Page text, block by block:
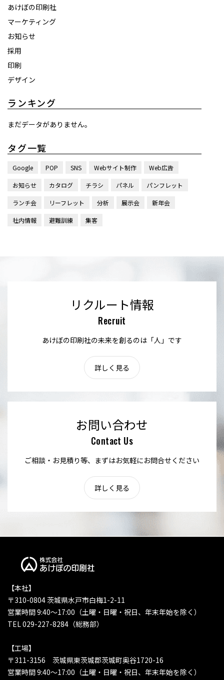
あけぼの印刷社
マーケティング
お知らせ
採用
印刷
デザイン
ランキング
まだデータがありません。
タグ一覧
Google POP SNS Webサイト制作 Web広告
お知らせ カタログ チラシ パネル パンフレット
ランチ会 リーフレット 分析 展示会 新年会
社内情報 避難訓練 集客
リクルート情報
Recruit
あけぼの印刷社の未来を創るのは「人」です
詳しく見る
お問い合わせ
Contact Us
ご相談・お見積り等、まずはお気軽にお問合せください
詳しく見る
【本社】
〒310-0804 茨城県水戸市白梅1-2-11
営業時間 9:40〜17:00（土曜・日曜・祝日、年末年始を除く）
TEL 029-227-8284（総務部）
【工場】
〒311-3156 茨城県東茨城郡茨城町奥谷1720-16
営業時間 9:40〜17:00（土曜・日曜・祝日、年末年始を除く）